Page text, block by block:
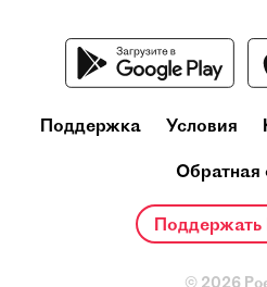
Поддержка Условия
Обратная
© 2026